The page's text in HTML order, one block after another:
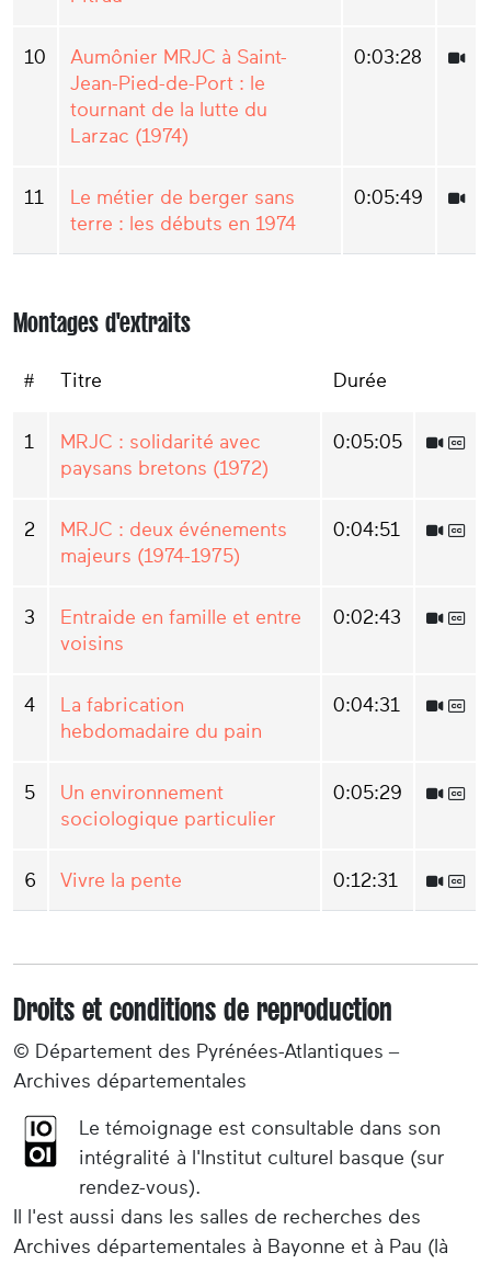
10
Aumônier MRJC à Saint-
Jean-Pied-de-Port : le
tournant de la lutte du
Larzac (1974)
0:03:28
11
Le métier de berger sans
terre : les débuts en 1974
0:05:49
Montages d'extraits
# Titre Durée
1
MRJC : solidarité avec
paysans bretons (1972)
0:05:05
2
MRJC : deux événements
majeurs (1974-1975)
0:04:51
3
Entraide en famille et entre
voisins
0:02:43
4
La fabrication
hebdomadaire du pain
0:04:31
5
Un environnement
sociologique particulier
0:05:29
6 Vivre la pente 0:12:31
Droits et conditions de reproduction
© Département des Pyrénées-Atlantiques –
Archives départementales
Le témoignage est consultable dans son
intégralité à l'Institut culturel basque (sur
rendez-vous).
Il l'est aussi dans les salles de recherches des
Archives départementales à Bayonne et à Pau (là